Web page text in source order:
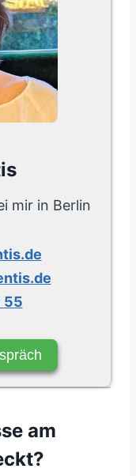
mir in Berlin
55
am